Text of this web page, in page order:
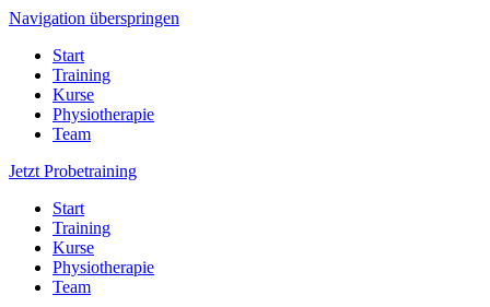
Navigation überspringen
Start
Training
Kurse
Physiotherapie
Team
Jetzt Probetraining
Start
Training
Kurse
Physiotherapie
Team